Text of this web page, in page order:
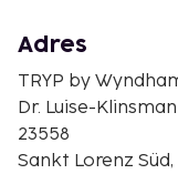
Anders
3 våningar, hiss.
Aankomst
Adres
TRYP by
Dr. Luise-
23558
Sankt Lorenz